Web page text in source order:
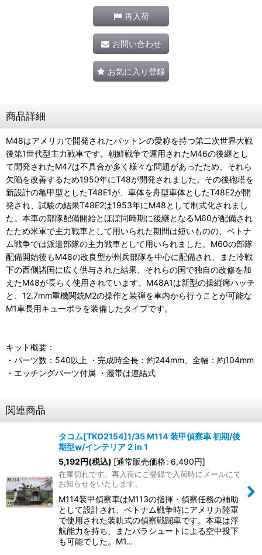
再入荷
お問い合わせ
お気に入り登録
商品詳細
M48はアメリカで開発されたパットンの愛称を持つ第二次世界大戦
後第1世代型主力戦車です。朝鮮戦争で運用されたM46の後継とし
て開発されたM47は不具合が多く様々な問題があったため、それら
欠陥を改善するため1950年にT48が開発されました。その後砲塔を
新設計の亀甲型としたT48E1が、車体を舟型車体としたT48E2が開
発され、試験の結果T48E2は1953年にM48として制式化されまし
た。本車の部隊配備開始とほぼ同時期に後継となるM60が配備され
たため米軍で主力戦車として用いられた期間は短いものの、ベトナ
ム戦争では派遣部隊の主力戦車として用いられました。M60の部隊
配備開始後もM48の改良型が州兵部隊を中心に配備され、また冷戦
下の西側諸国に広く供与された結果、それらの国で独自の改修を加
えたM48が長らく使用されています。M48A1は新型の操縦席ハッチ
と、12.7mm重機関銃M2の操作と装弾を車内から行うことが可能な
M1車長用キューポラを装備したタイプです。
キット概要：
・パーツ数：540以上 ・完成時全長：約244mm、全幅：約104mm
・エッチングパーツ付属 ・履帯は連結式
関連商品
タコム[TKO2154]1/35 M114 装甲偵察車 初期/後
期型w/インテリア 2 in 1
5,192円(税込) [通常販売価格: 6,490円]
在庫切れです。再入荷にご登録で入荷時にメールにて
お知らせをいたします。
M114装甲偵察車はM113の指揮・偵察任務の補助
として設計され、ベトナム戦争時にアメリカ陸軍
で使用された装軌式の偵察戦闘車です。本車は浮
航能力を持ち、またパラシュートによる空中投下
も可能でした。M1…